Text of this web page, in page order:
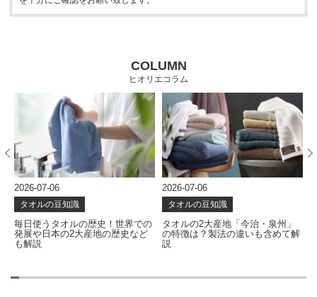
COLUMN
ヒオリエコラム
2026-07-06
タオルの豆知識
タオルの2大産地「今治・泉州」
の特徴は？製法の違いも含めて解
説
2026-06-24
タオルの豆知識
タオルはどう作られる？使い心地
を左右する製造工程を解説